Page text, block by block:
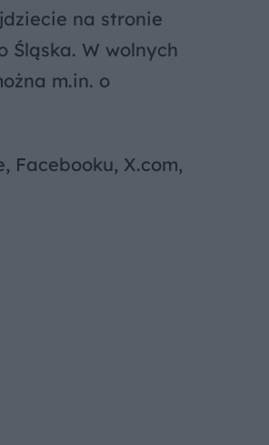
na stronie
Śląska. W wolnych
m.in. o
Facebooku, X.com,